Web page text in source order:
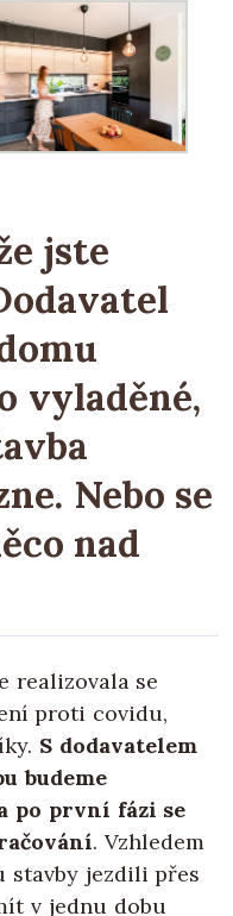
jste
vyladěné,
Nebo se
nad
realizovala se
proti covidu,
S dodavatelem
budeme
po první fázi se
. Vzhledem
stavby jezdili přes
v jednu dobu